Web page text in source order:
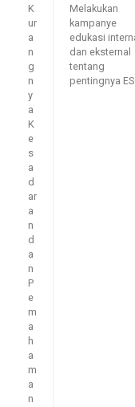
K
ur
a
n
g
n
y
a
K
e
s
a
d
ar
a
n
d
a
n
P
e
m
a
h
a
m
a
n
Melakukan
kampanye
edukasi
dan eksternal
tentang
pentingnya